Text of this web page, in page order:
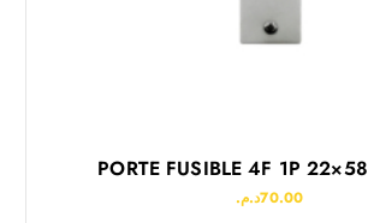
PORTE FUSIBLE 4F 1P
70.00د.م.